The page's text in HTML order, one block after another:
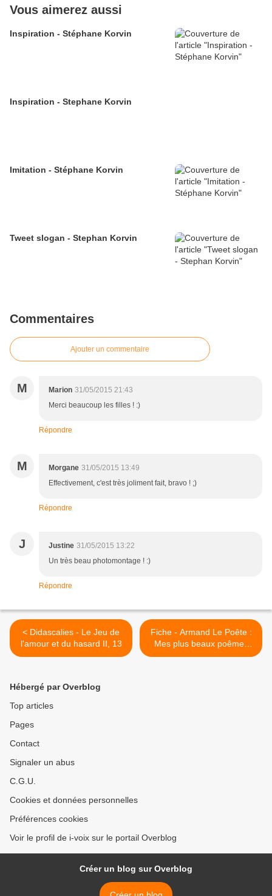
Vous aimerez aussi
Inspiration - Stéphane Korvin
Inspiration - Stephane Korvin
Imitation - Stéphane Korvin
Tweet slogan - Stephan Korvin
Commentaires
Ajouter un commentaire
M Marion 31/05/2015 21:43
Merci beaucoup les filles ! :)
Répondre
M Morgane 31/05/2015 13:49
Effectivement, c'est très joliment fait, bravo ! ;)
Répondre
J Justine 31/05/2015 13:22
Un très beau photomontage ! :)
Répondre
< Didascalies - Le Jeu de
l'amour et du hasard II, 13
Fiche - Armand Le Poête :
Mes plus beaux poêmes
d'amour >
Hébergé par Overblog
Top articles
Pages
Contact
Signaler un abus
C.G.U.
Cookies et données personnelles
Préférences cookies
Voir le profil de i-voix sur le portail Overblog
Créer un blog sur Overblog